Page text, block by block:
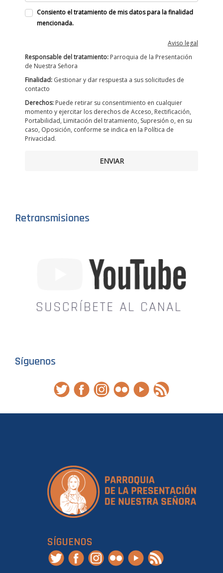
Consiento el tratamiento de mis datos para la finalidad
mencionada.
Aviso legal
Responsable del tratamiento: Parroquia de la Presentación
de Nuestra Señora
Finalidad: Gestionar y dar respuesta a sus solicitudes de
contacto
Derechos: Puede retirar su consentimiento en cualquier
momento y ejercitar los derechos de Acceso, Rectificación,
Portabilidad, Limitación del tratamiento, Supresión o, en su
caso, Oposición, conforme se indica en la Política de
Privacidad.
ENVIAR
Retransmisiones
Síguenos
SÍGUENOS